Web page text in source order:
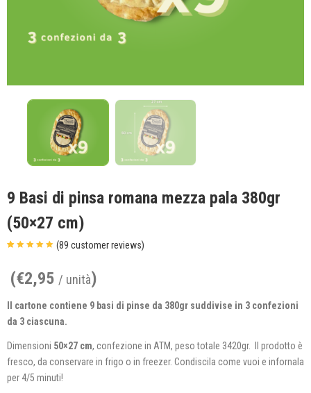
9 Basi di pinsa romana mezza pala 380gr
(50×27 cm)
base di
recensioni
(89 customer reviews)
(€2,95 / unità)
Il cartone contiene 9 basi di pinse da 380gr suddivise in 3 confezioni
da 3 ciascuna.
Dimensioni 50×27 cm, confezione in ATM, peso totale 3420gr. Il prodotto è
fresco, da conservare in frigo o in freezer. Condiscila come vuoi e infornala
per 4/5 minuti!